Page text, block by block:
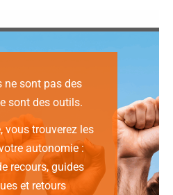
ne sont pas des
sont des outils.
vous trouverez les
autonomie :
recours, guides
et retours